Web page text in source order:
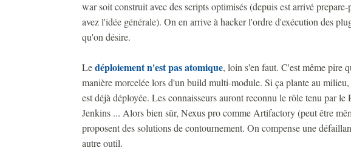
war soit construit avec des scripts optimisés (depuis est arrivé
avez l'idée générale). On en arrive à hacker l'ordre d'exécution des
qu'on désire.
Ledéploiement n'est pas atomique, loin s'en faut. C'est même pire
manière morcelée lors d'un build multi-module. Si ça plante au milieu,
est déjà déployée. Les connaisseurs auront reconnu le rôle tenu par le
Jenkins ... Alors bien sûr, Nexus pro comme Artifactory (peut être
proposent des solutions de contournement. On compense une
autre outil.